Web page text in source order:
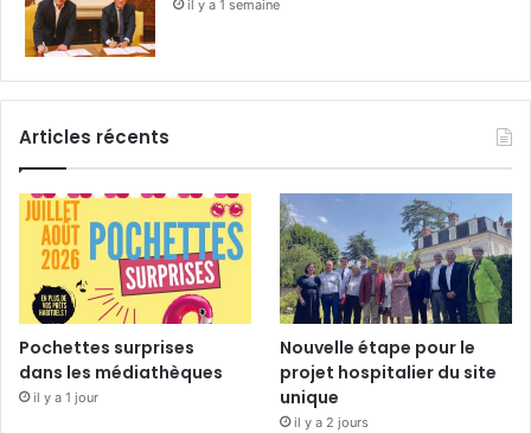
il y a 1 semaine
Articles récents
Pochettes surprises
dans les médiathèques
il y a 1 jour
Nouvelle étape pour le
projet hospitalier du site
unique
il y a 2 jours